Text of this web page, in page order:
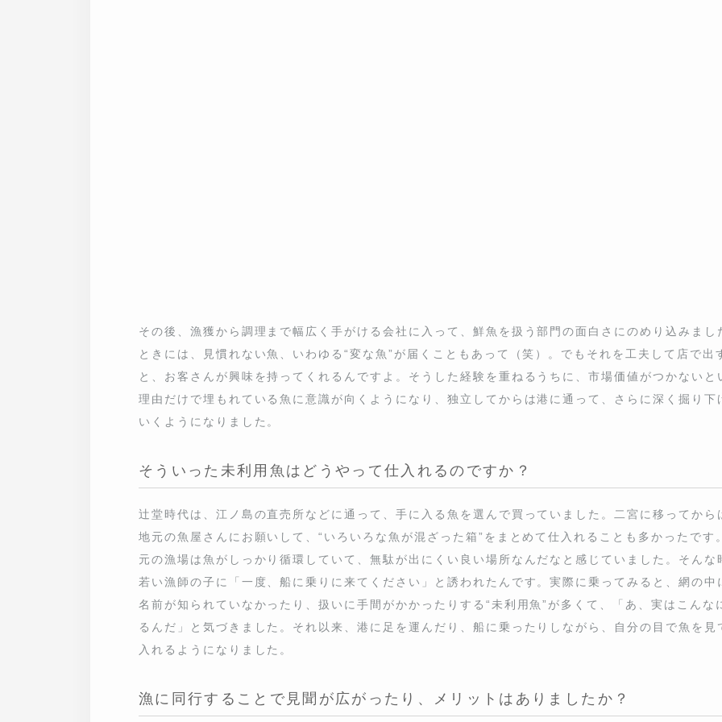
を持ってくれるんですよ。そうした経験を重ねるうちに、市場価値がつかないという理由だけで埋もれている
意識が向くようになり、独立してからは港に通って、さらに深く掘り下げていくようになりました。
そういった未利用魚はどうやって仕入れるのですか？
屋さんにお願いして、“いろいろな魚が混ざった箱”をまとめて仕入れることも多かったです。地元の漁場は魚
しっかり循環していて、無駄が出にくい良い場所なんだなと感じていました。そんな時、若い漁師の子に「一
に乗りに来てください」と誘われたんです。実際に乗ってみると、網の中には名前が知られていなかったり、扱
手間がかかったりする“未利用魚”が多くて、「あ、実はこんなにいるんだ」と気づきました。それ以来、港に足
んだり、船に乗ったりしながら、自分の目で魚を見て仕入れるようになりました。
漁に同行することで見聞が広がったり、メリットはありましたか？
ありましたね。めちゃくちゃあります。乗って本当に良かったと思っています。沖ではたまにサメがかかったり
のものへの理解がまったく違うんです。だから、仕入れるというより海の流れを読みながら選ぶ感覚に近くな